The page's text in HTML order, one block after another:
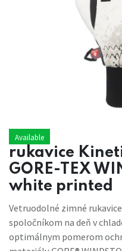
Available
rukavice
GORE-TEX
white printed
Vetruodolné zimné
spoločníkom na deň v
optimálnym pomerom